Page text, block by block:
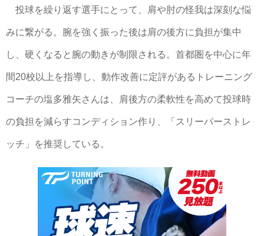
投球を繰り返す選手にとって、肩や肘の怪我は深刻な悩
みに繋がる。腕を強く振った後は肩の後方に負担が集中
し、硬くなると腕の動きが制限される。首都圏を中心に年
間20校以上を指導し、動作改善に定評があるトレーニング
コーチの塩多雅矢さんは、肩後方の柔軟性を高めて投球時
の負担を減らすコンディション作り、「スリーパーストレ
ッチ」を推奨している。